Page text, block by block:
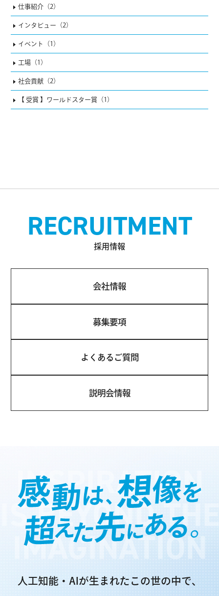
仕事紹介（2）
インタビュー（2）
イベント（1）
工場（1）
社会貢献（2）
【 受賞 】ワールドスター賞（1）
RECRUITMENT
採用情報
会社情報
募集要項
よくあるご質問
説明会情報
INSPIRATION
IS BEYOND THE
IMAGINATION
人工知能・AIが生まれたこの世の中で、